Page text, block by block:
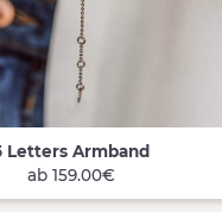
VIEW
Letters Armband
ab 159.00€